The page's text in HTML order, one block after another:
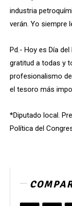
industria
verán. Yo siempre
Pd.- Hoy es Día
gratitud a todas y
profesionalismo
el tesoro más
*Diputado local.
Política del